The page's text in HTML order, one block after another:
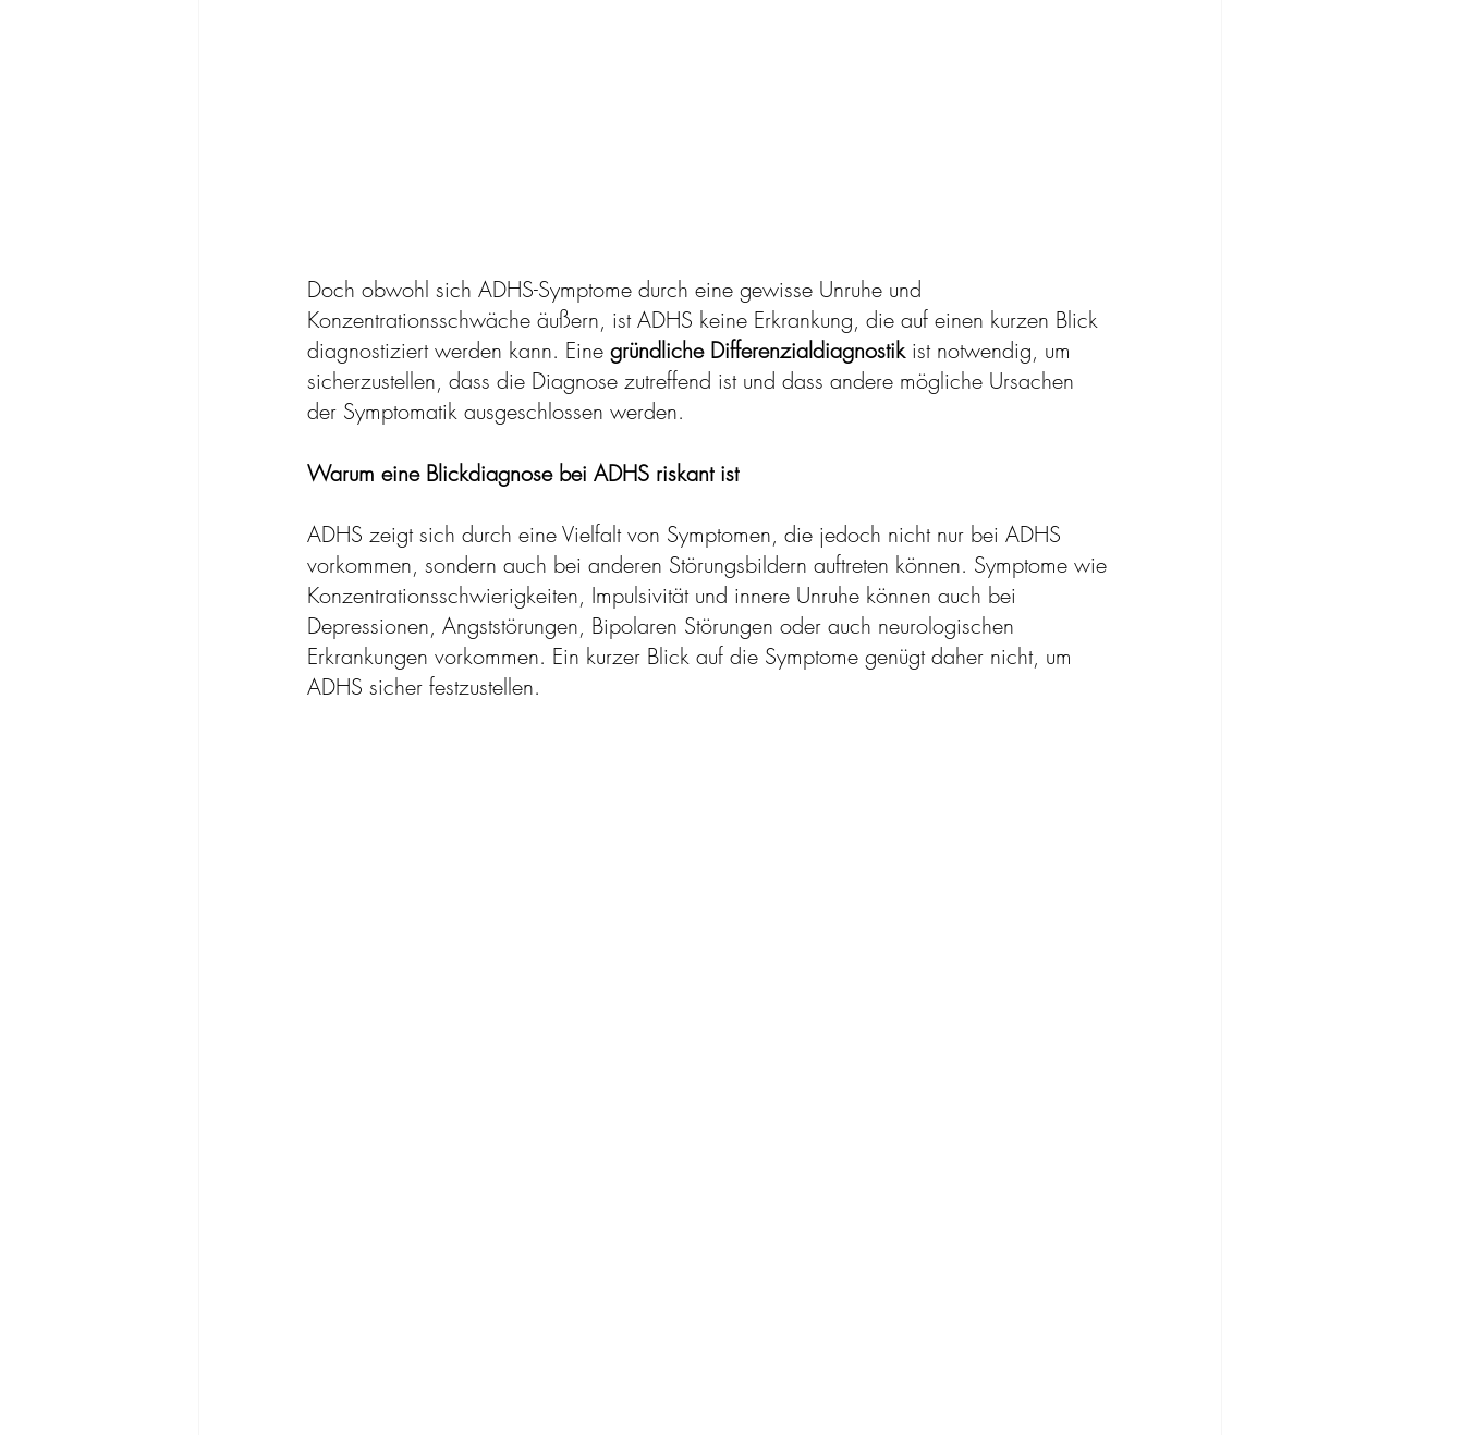
Doch obwohl sich ADHS-Symptome durch eine gewisse Unruhe und
Konzentrationsschwäche äußern, ist ADHS keine Erkrankung, die auf einen kurzen Blick
diagnostiziert werden kann. Eine gründliche Differenzialdiagnostik ist notwendig, um
sicherzustellen, dass die Diagnose zutreffend ist und dass andere mögliche Ursachen
der Symptomatik ausgeschlossen werden.
Warum eine Blickdiagnose bei ADHS riskant ist
ADHS zeigt sich durch eine Vielfalt von Symptomen, die jedoch nicht nur bei ADHS
vorkommen, sondern auch bei anderen Störungsbildern auftreten können. Symptome wie
Konzentrationsschwierigkeiten, Impulsivität und innere Unruhe können auch bei
Depressionen, Angststörungen, Bipolaren Störungen oder auch neurologischen
Erkrankungen vorkommen. Ein kurzer Blick auf die Symptome genügt daher nicht, um
ADHS sicher festzustellen.